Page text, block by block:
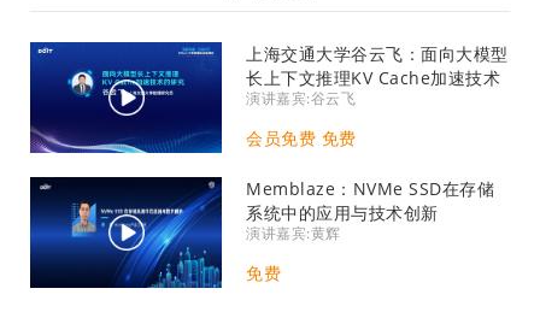
上海交通大学谷云飞：面向大模型
长上下文推理KV Cache加速技术
的研究
演讲嘉宾:谷云飞
会员免费 免费
Memblaze：NVMe SSD在存储
系统中的应用与技术创新
演讲嘉宾:黄辉
免费